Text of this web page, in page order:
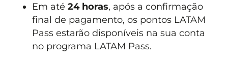
Em até24 horas, após a confirmação
final de pagamento, os pontos LATAM
Pass estarão disponíveis na sua conta
no programa LATAM Pass.